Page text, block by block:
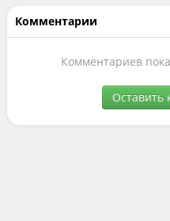
Комментарии
Комментариев
Оставить